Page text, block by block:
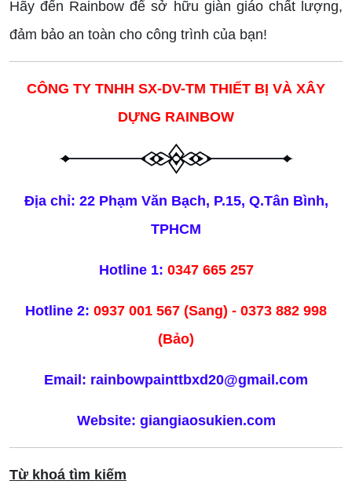
Hãy đến Rainbow để sở hữu giàn giáo chất lượng,
đảm bảo an toàn cho công trình của bạn!
CÔNG TY TNHH SX-DV-TM THIẾT BỊ VÀ XÂY
DỰNG RAINBOW
Địa chỉ: 22 Phạm Văn Bạch, P.15, Q.Tân Bình,
TPHCM
Hotline 1: 0347 665 257
Hotline 2: 0937 001 567 (Sang) - 0373 882 998
(Bảo)
Email: rainbowpainttbxd20@gmail.com
Website: giangiaosukien.com
Từ khoá tìm kiếm